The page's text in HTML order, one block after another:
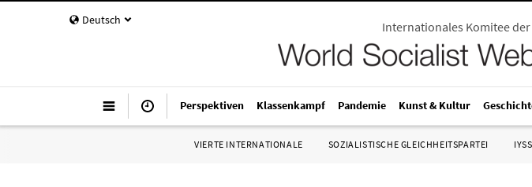
Deutsch Internationales Komitee
Perspektiven Klassenkampf Pandemie Kunst & Kultur
VIERTE INTERNATIONALE SOZIALISTISCHE GLEICHHEITSPARTEI